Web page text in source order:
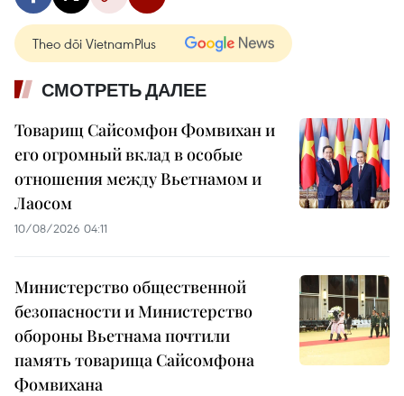
Theo dõi VietnamPlus
СМОТРЕТЬ ДАЛЕЕ
Товарищ Сайсомфон Фомвихан и
его огромный вклад в особые
отношения между Вьетнамом и
Лаосом
10/08/2026 04:11
Министерство общественной
безопасности и Министерство
обороны Вьетнама почтили
память товарища Сайсомфона
Фомвихана